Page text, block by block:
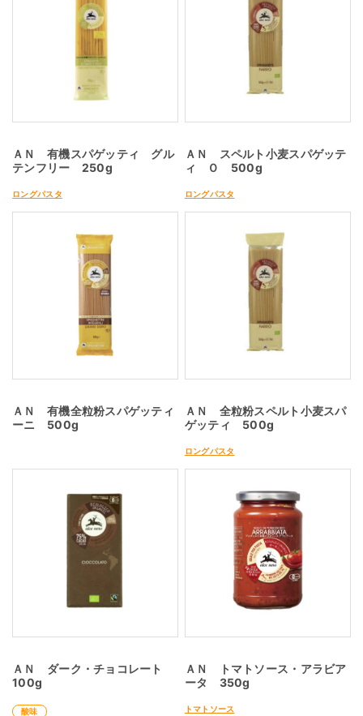
ＡＮ 有機スパゲッティ グル
テンフリー 250g
ロングパスタ
ＡＮ スペルト小麦スパゲッテ
ィ Ｏ 500g
ロングパスタ
ＡＮ 有機全粒粉スパゲッティ
ーニ 500g
ＡＮ 全粒粉スペルト小麦スパ
ゲッティ 500g
ロングパスタ
ＡＮ ダーク・チョコレート
100g
酸味
ＡＮ トマトソース・アラビア
ータ 350g
トマトソース